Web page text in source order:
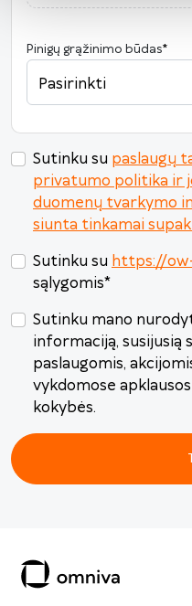
31 1
Pinigų grąžinimo būdas*
Pasirinkti
Sutinku su paslaugų
privatumo politika ir
duomenų tvarkymo
siunta tinkamai
Sutinku su https://
sąlygomis*
Sutinku mano
informaciją, susijusią
paslaugomis,
vykdomose
kokybės.